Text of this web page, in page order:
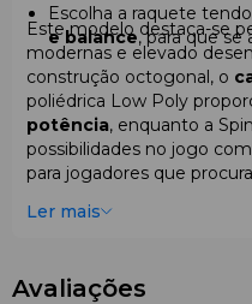
Escolha a raquete
e balance, para que
Este modelo destaca-se
modernas e elevado
construção octogonal, o
poliédrica Low Poly
potência, enquanto a
possibilidades no jogo
para jogadores que
decisivos da partida.
Ler mais
Avaliações